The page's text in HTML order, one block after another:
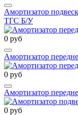
Амортизатор
ТГС Б/У
0 руб
Амортизатор
0 руб
Амортизатор
0 руб